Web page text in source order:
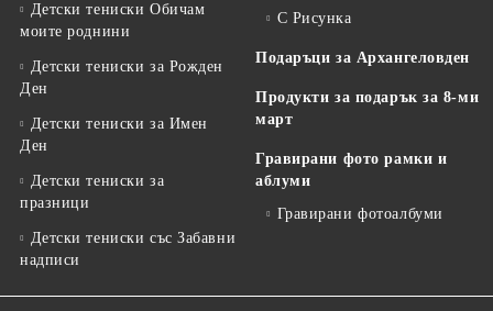
Детски тениски Обичам
моите роднини
Детски тениски за Рожден
Ден
Детски тениски за Имен
Ден
Детски тениски за
празници
Детски тениски със Забавни
надписи
С Рисунка
Подаръци за Архангеловден
Продукти за подарък за 8-ми
март
Гравирани фото рамки и
аблуми
Гравирани фотоалбуми